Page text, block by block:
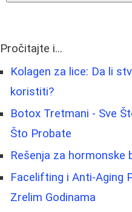
Pročitajte i...
Kolagen za lice: Da li
koristiti?
Botox Tretmani - Sve
Što Probate
Rešenja za hormonske
Facelifting i Anti-Aging
Zrelim Godinama